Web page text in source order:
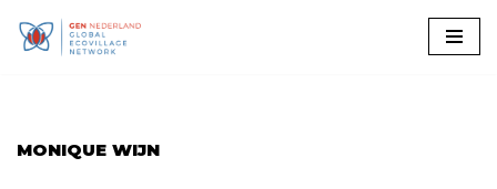
MONIQUE WIJN